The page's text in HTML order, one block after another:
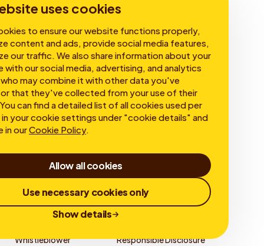
uses cookies
to ensure our website functions properly,
content and ads, provide social media features,
our traffic. We also share information about your
with our social media, advertising, and analytics
may combine it with other data you've
that they've collected from your use of their
can find a detailed list of all cookies used per
your cookie settings under "cookie details" and
in ourCookie Policy.
Allow all cookies
Use necessary cookies only
Show details
Whistleblower Responsible Disclosure